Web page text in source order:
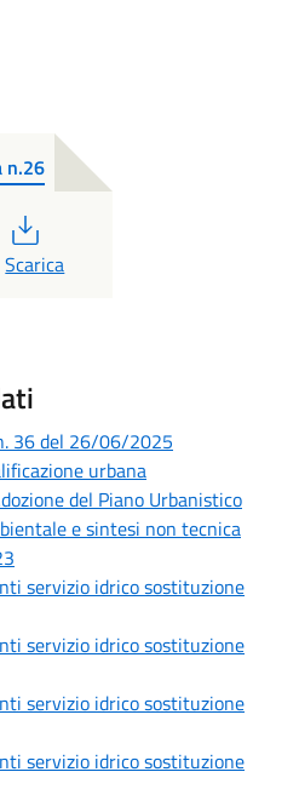
n.26
PDF
Scarica
36 del 26/06/2025
urbana
del Piano Urbanistico
e sintesi non tecnica
servizio idrico sostituzione
servizio idrico sostituzione
servizio idrico sostituzione
servizio idrico sostituzione